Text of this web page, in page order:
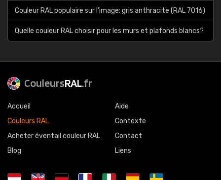
Couleur RAL populaire sur l'image: gris anthracite (RAL 7016)
Quelle couleur RAL choisir pour les murs et plafonds blancs?
CouleursRAL.fr
Accueil
Couleurs RAL
Acheter éventail couleur RAL
Blog
Aide
Contexte
Contact
Liens